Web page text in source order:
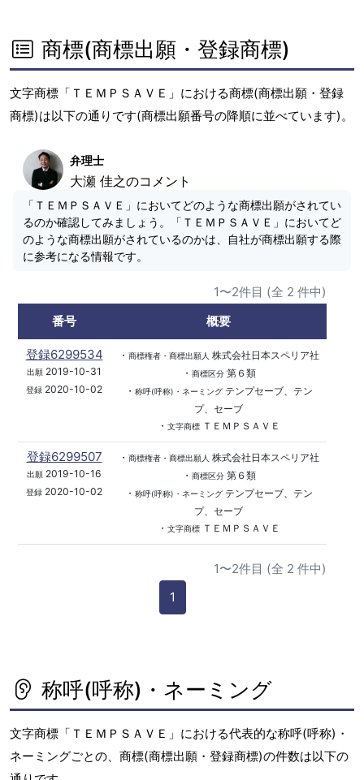
商標(商標出願・登録商標)
文字商標「ＴＥＭＰＳＡＶＥ」における商標(商標出願・登録
商標)は以下の通りです(商標出願番号の降順に並べています)。
弁理士
大瀬 佳之のコメント
「ＴＥＭＰＳＡＶＥ」においてどのような商標出願がされてい
るのか確認してみましょう。「ＴＥＭＰＳＡＶＥ」においてど
のような商標出願がされているのかは、自社が商標出願する際
に参考になる情報です。
1〜2件目 (全 2 件中)
番号
概要
登録6299534
出願 2019-10-31
登録 2020-10-02
・ 商標権者・商標出願人 株式会社日本スペリア社
・ 商標区分第６類
・ 称呼(呼称)・ネーミングテンプセーブ、テン
プ、セーブ
・ 文字商標ＴＥＭＰＳＡＶＥ
登録6299507
出願 2019-10-16
登録 2020-10-02
・ 商標権者・商標出願人 株式会社日本スペリア社
・ 商標区分第６類
・ 称呼(呼称)・ネーミングテンプセーブ、テン
プ、セーブ
・ 文字商標ＴＥＭＰＳＡＶＥ
1〜2件目 (全 2 件中)
1
称呼(呼称)・ネーミング
文字商標「ＴＥＭＰＳＡＶＥ」における代表的な称呼(呼称)・
ネーミングごとの、商標(商標出願・登録商標)の件数は以下の